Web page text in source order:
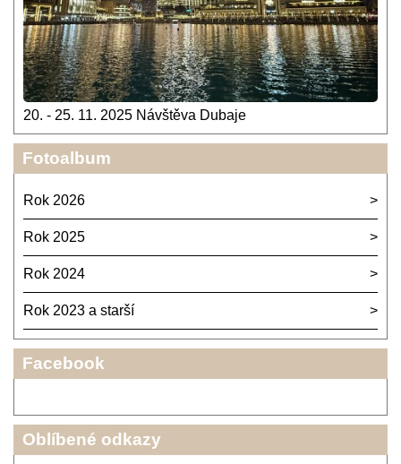
20. - 25. 11. 2025 Návštěva Dubaje
Fotoalbum
Rok 2026
Rok 2025
Rok 2024
Rok 2023 a starší
Facebook
Oblíbené odkazy